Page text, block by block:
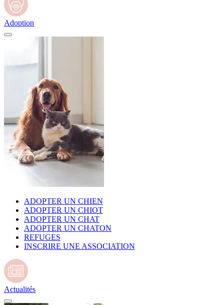
Adoption
ADOPTER UN CHIEN
ADOPTER UN CHIOT
ADOPTER UN CHAT
ADOPTER UN CHATON
REFUGES
INSCRIRE UNE ASSOCIATION
Actualités